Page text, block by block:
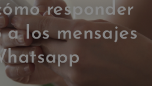
responder
a los mensajes